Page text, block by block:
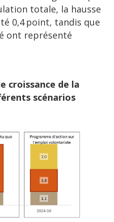
totale, la hausse
0,4 point, tandis que
ont représenté
croissance de la
scénarios